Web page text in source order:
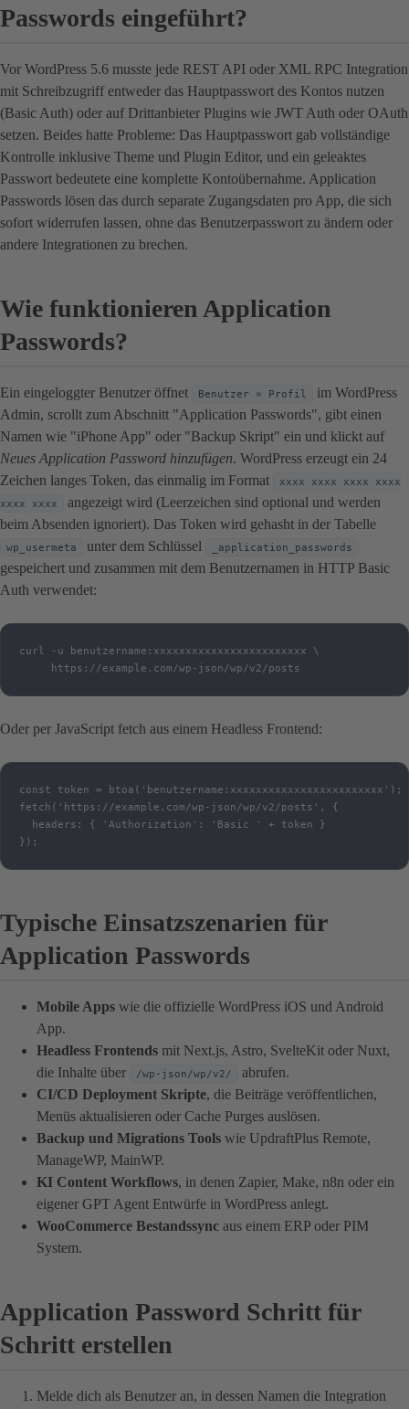
Passwords eingeführt?
Vor WordPress 5.6 musste jede REST API oder XML RPC Integration
mit Schreibzugriff entweder das Hauptpasswort des Kontos nutzen
(Basic Auth) oder auf Drittanbieter Plugins wie JWT Auth oder OAuth
setzen. Beides hatte Probleme: Das Hauptpasswort gab vollständige
Kontrolle inklusive Theme und Plugin Editor, und ein geleaktes
Passwort bedeutete eine komplette Kontoübernahme. Application
Passwords lösen das durch separate Zugangsdaten pro App, die sich
sofort widerrufen lassen, ohne das Benutzerpasswort zu ändern oder
andere Integrationen zu brechen.
Wie funktionieren Application
Passwords?
Ein eingeloggter Benutzer öffnet Benutzer » Profil
im WordPress
Admin, scrollt zum Abschnitt "Application Passwords", gibt einen
Namen wie "iPhone App" oder "Backup Skript" ein und klickt auf
Neues Application Password hinzufügen. WordPress erzeugt ein 24
Zeichen langes Token, das einmalig im Format
xxxx xxxx xxxx xxxx
xxxx xxxx
angezeigt wird (Leerzeichen sind optional und werden
beim Absenden ignoriert). Das Token wird gehasht in der Tabelle
wp_usermeta unter dem Schlüssel _application_passwords
gespeichert und zusammen mit dem Benutzernamen in HTTP Basic
Auth verwendet:
curl -u benutzername:xxxxxxxxxxxxxxxxxxxxxxxx \
     https://example.com/wp-json/wp/v2/posts
Oder per JavaScript fetch aus einem Headless Frontend:
const token = btoa('benutzername:xxxxxxxxxxxxxxxxxxxxxxxx');
fetch('https://example.com/wp-json/wp/v2/posts', {
  headers: { 'Authorization': 'Basic ' + token }
});
Typische Einsatzszenarien für
Application Passwords
Mobile Apps wie die offizielle WordPress iOS und Android
App.
Headless Frontends mit Next.js, Astro, SvelteKit oder Nuxt,
die Inhalte über
/wp-json/wp/v2/
abrufen.
CI/CD Deployment Skripte, die Beiträge veröffentlichen,
Menüs aktualisieren oder Cache Purges auslösen.
Backup und Migrations Tools wie UpdraftPlus Remote,
ManageWP, MainWP.
KI Content Workflows, in denen Zapier, Make, n8n oder ein
eigener GPT Agent Entwürfe in WordPress anlegt.
WooCommerce Bestandssync aus einem ERP oder PIM
System.
Application Password Schritt für
Schritt erstellen
Melde dich als Benutzer an, in dessen Namen die Integration